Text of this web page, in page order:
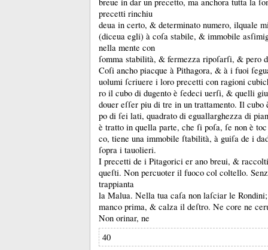
precetti rinchiu
deua in certo, & determinato numero, ilquale
(diceua egli) à coſa stabile, & immobile
nella mente con
ſomma stabilità, & fermezza ripoſarſi, & pero
Coſi ancho piacque à Pithagora, & à i fuoi
uolumi ſcriuere i loro precetti con ragioni
ro il cubo di dugento è ſedeci uerſi, & quelli
douer eſſer piu di tre in un trattamento. Il cubo
po di ſei lati, quadrato di eguallarghezza di
è tratto in quella parte, che ſi poſa, ſe non è toc
co, tiene una immobile ſtabilità, à guiſa de i
ſopra i tauolieri.
I precetti de i Pitagorici er ano breui, &
queſti. Non percuoter il fuoco col coltello.
trappianta
la Malua. Nella tua caſa non laſciar le
manco prima, & calza il deſtro. Ne core ne
Non orinar, ne
40